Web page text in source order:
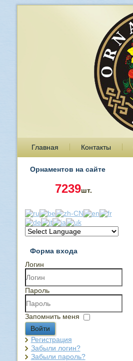
Главная Контакты
Орнаментов на сайте
7239шт.
Форма входа
Логин
Пароль
Запомнить меня
Войти
Регистрация
Забыли логин?
Забыли пароль?